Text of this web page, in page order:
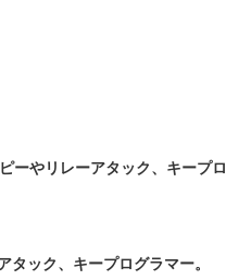
ーやリレーアタック、キープロ
ック、キープログラマー。